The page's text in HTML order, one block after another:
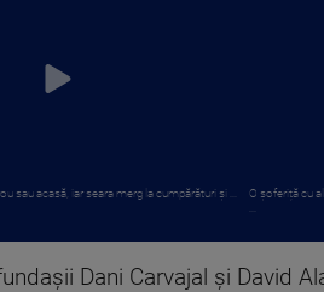
sau acasă, iar seara merg la cumpărături și ...
O șoferiță cu
Dani Carvajal și David